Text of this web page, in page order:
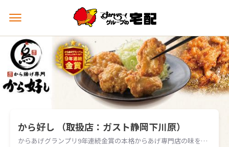
メ
ュ
ー
を
開
く
から好し （取扱店：ガスト静岡下川原）
からあげグランプリ9年連続金賞の本格からあげ専門店の味をお届けします。